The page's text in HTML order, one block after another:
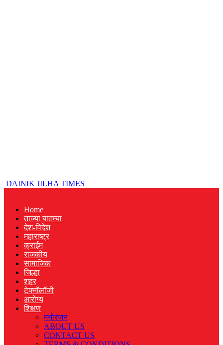
DAINIK JILHA TIMES
Home
ताज्या बातम्या
देश-विदेश
महाराष्ट्र
क्राईम
राजकीय
सामाजिक
जिल्हा
शहर
टेक्नॉलॉजी
आरोग्य
शिक्षण
मनोरंजन
ABOUT US
CONTACT US